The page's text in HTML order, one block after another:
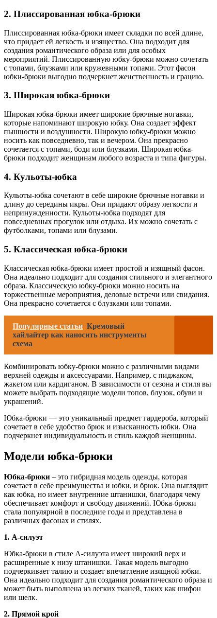
2. Плиссированная юбка-брюки
Плиссированная юбка-брюки имеет складки по всей длине,
что придает ей легкость и изящество. Она подходит для
создания романтического образа или для особых
мероприятий. Плиссированную юбку-брюки можно сочетать
с топами, блузками или кружевными топами. Этот фасон
юбки-брюки выгодно подчеркнет женственность и грацию.
3. Широкая юбка-брюки
Широкая юбка-брюки имеет широкие брючные ногавки,
которые напоминают широкую юбку. Она создает эффект
пышности и воздушности. Широкую юбку-брюки можно
носить как повседневно, так и вечером. Она прекрасно
сочетается с топами, боди или блузками. Широкая юбка-
брюки подходит женщинам любого возраста и типа фигуры.
4. Кульоты-юбка
Кульоты-юбка сочетают в себе широкие брючные ногавки и
длину до середины икры. Они придают образу легкости и
непринужденности. Кульоты-юбка подходят для
повседневных прогулок или отдыха. Их можно сочетать с
футболками, топами или блузами.
5. Классическая юбка-брюки
Классическая юбка-брюки имеет простой и изящный фасон.
Она идеально подходит для создания стильного и элегантного
образа. Классическую юбку-брюки можно носить на
торжественные мероприятия, деловые встречи или свидания.
Она прекрасно сочетается с блузками или топами.
Популярные статьи Кремовый
хайлайтер как наносить инструменты
схема
Комбинировать юбку-брюки можно с различными видами
верхней одежды и аксессуарами. Например, с пиджаком,
жакетом или кардиганом. В зависимости от сезона и стиля вы
можете выбрать подходящие модели топов, блузок, обуви и
украшений.
Юбка-брюки — это уникальный предмет гардероба, который
сочетает в себе удобство брюк и изысканность юбки. Она
подчеркнет индивидуальность и стиль каждой женщины.
Модели юбка-брюки
Юбка-брюки – это гибридная модель одежды, которая
сочетает в себе преимущества и юбки, и брюк. Она выглядит
как юбка, но имеет внутренние штанишки, благодаря чему
обеспечивает комфорт и свободу движений. Юбка-брюки
стала популярной в последние годы и представлена в
различных фасонах и стилях.
1. А-силуэт
Юбка-брюки в стиле А-силуэта имеет широкий верх и
расширенные к низу штанишки. Такая модель выгодно
подчеркивает талию и создает впечатление изящной юбки.
Она идеально подходит для создания романтического образа и
может быть выполнена из легких тканей, таких как шифон
или шелк.
2. Прямой крой